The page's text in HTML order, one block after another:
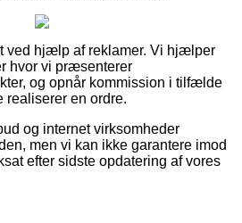
ved hjælp af reklamer. Vi hjælper
hvor vi præsenterer
og opnår kommission i tilfælde
realiserer en ordre.
og internet virksomheder
men vi kan ikke garantere imod
efter sidste opdatering af vores